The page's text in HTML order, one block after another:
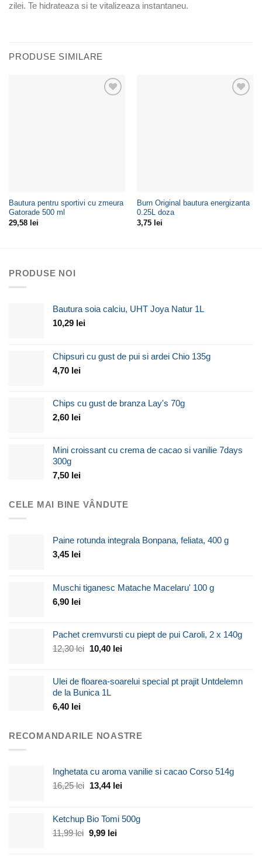
zilei. Te hidrateaza si te vitalizeaza instantaneu.
PRODUSE SIMILARE
Bautura pentru sportivi cu zmeura
Gatorade 500 ml
29,58 lei
Burn Original bautura energizanta
0.25L doza
3,75 lei
PRODUSE NOI
Bautura soia calciu, UHT Joya Natur 1L
10,29 lei
Chipsuri cu gust de pui si ardei Chio 135g
4,70 lei
Chips cu gust de branza Lay's 70g
2,60 lei
Mini croissant cu crema de cacao si vanilie 7days
300g
7,50 lei
CELE MAI BINE VÂNDUTE
Paine rotunda integrala Bonpana, feliata, 400 g
3,45 lei
Muschi tiganesc Matache Macelaru' 100 g
6,90 lei
Pachet cremvursti cu piept de pui Caroli, 2 x 140g
12,30lei Prețul
fost:
12,30 lei.
10,40 leiPrețul
10,40 lei.
Ulei de floarea-soarelui special pt prajit Untdelemn
de la Bunica 1L
6,40 lei
RECOMANDARILE NOASTRE
Inghetata cu aroma vanilie si cacao Corso 514g
16,25lei Prețul
fost:
16,25 lei.
13,44 leiPrețul
13,44 lei.
Ketchup Bio Tomi 500g
11,99lei Prețul
9,99 leiPrețul